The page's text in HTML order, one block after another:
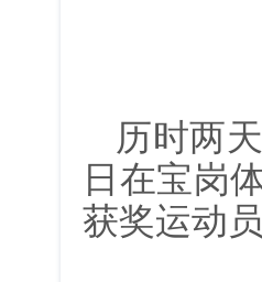
历时两
日在宝岗
获奖运动